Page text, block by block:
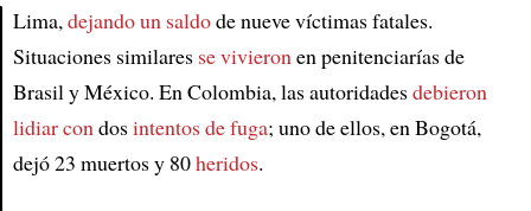
Lima, dejando un saldode nueve víctimas fatales.
Situaciones similares se vivieron en penitenciarías de
Brasil y México. En Colombia, las autoridadesdebieron
lidiar con dosintentos de fuga; uno de ellos, en Bogotá,
dejó 23 muertos y 80heridos.